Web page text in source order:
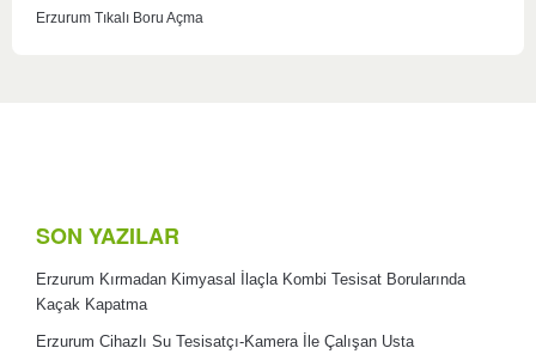
Erzurum Tıkalı Boru Açma
SON YAZILAR
Erzurum Kırmadan Kimyasal İlaçla Kombi Tesisat Borularında
Kaçak Kapatma
Erzurum Cihazlı Su Tesisatçı-Kamera İle Çalışan Usta